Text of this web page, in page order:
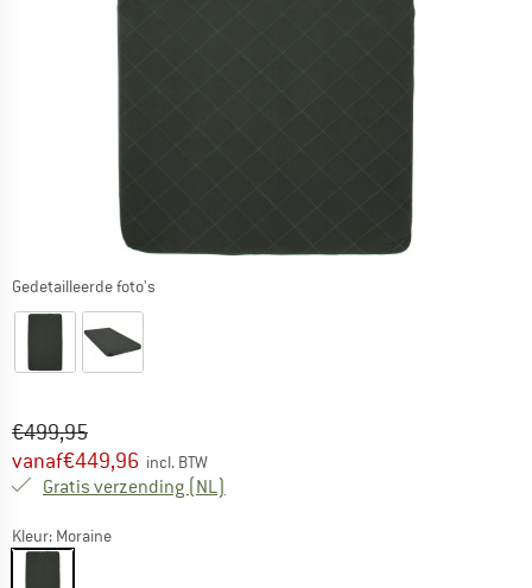
Gedetailleerde foto's
Oorspronkelijke prijs :
€499,95
Prijs:
vanaf€449,96 incl. BTW
Gratis verzending (NL)
Kleur: Moraine